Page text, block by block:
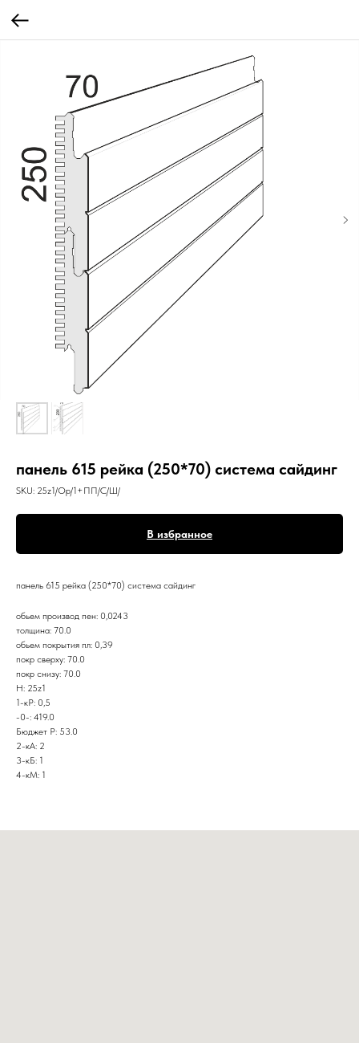
панель 615 рейка (250*70) система сайдинг
SKU: 25z1/Op/1+ПП/С/Ш/
В избранное
панель 615 рейка (250*70) система сайдинг
обьем производ пен: 0,0243
толщина: 70.0
обьем покрытия пл: 0,39
покр сверху: 70.0
покр снизу: 70.0
Н: 25z1
1-кР: 0,5
-0-: 419.0
Бюджет Р: 53.0
2-кА: 2
3-кБ: 1
4-кМ: 1